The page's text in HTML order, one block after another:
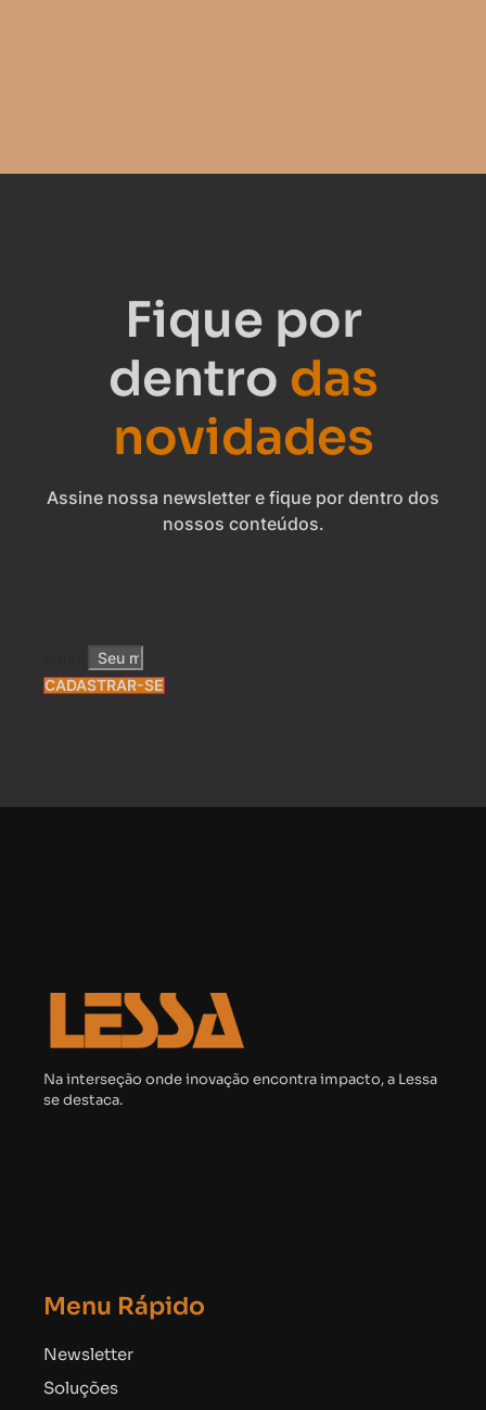
Fique por
dentro das
novidades
Assine nossa newsletter e fique por dentro dos
nossos conteúdos.
CADASTRAR-SE
Na interseção onde inovação encontra impacto, a Lessa
se destaca.
Menu Rápido
Newsletter
Soluções